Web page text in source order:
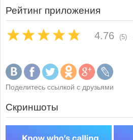
Рейтинг приложения
4.76 (5)
Поделитесь ссылкой с друзьями
Скриншоты